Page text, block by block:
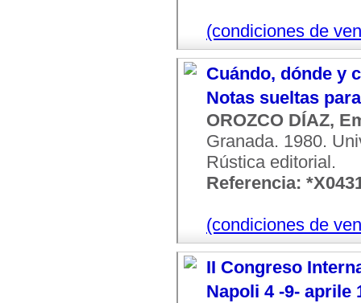
(condiciones de
Cuándo, dónde y
Notas sueltas
OROZCO DÍAZ,
Granada. 1980.
Rústica editorial.
Referencia:
(condiciones de
II Congreso
Napoli 4 -9- aprile